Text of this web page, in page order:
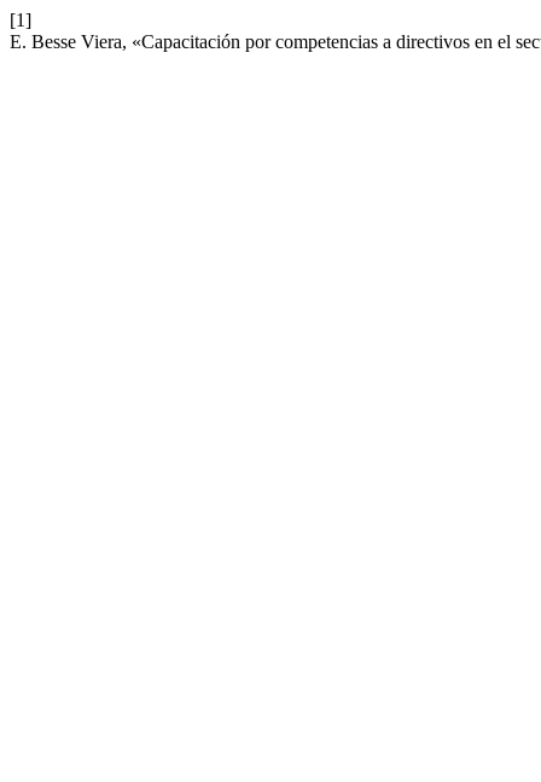
[1]
E. Besse Viera, «Capacitación por competencias a directivos en el